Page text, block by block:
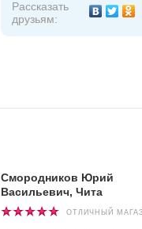
Рассказать
друзьям:
Смородников Юрий
Васильевич, Чита
ОТЛИЧНЫЙ